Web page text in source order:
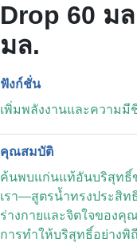
Drop 60 ม
มล.
ฟังก์ชั่น
เพิ่มพลังงานและความมี
คุณสมบัติ
ค้นพบแก่นแท้อันบริสุทธิ์ข
เรา—สูตรน้ำทรงประสิ
ร่างกายและจิตใจของ
การทำให้บริสุทธิ์อย่าง